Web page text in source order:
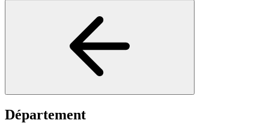
Département